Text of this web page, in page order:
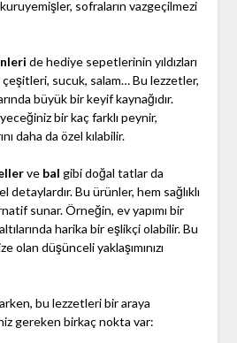
sofraların vazgeçilmezi
de hediye sepetlerinin yıldızları
çeşitleri, sucuk, salam… Bu lezzetler,
büyük bir keyif kaynağıdır.
bir kaç farklı peynir,
daha da özel kılabilir.
ve bal gibi doğal tatlar da
Bu ürünler, hem sağlıklı
sunar. Örneğin, ev yapımı bir
harika bir eşlikçi olabilir. Bu
olan düşünceli yaklaşımınızı
bu lezzetleri bir araya
gereken birkaç nokta var: